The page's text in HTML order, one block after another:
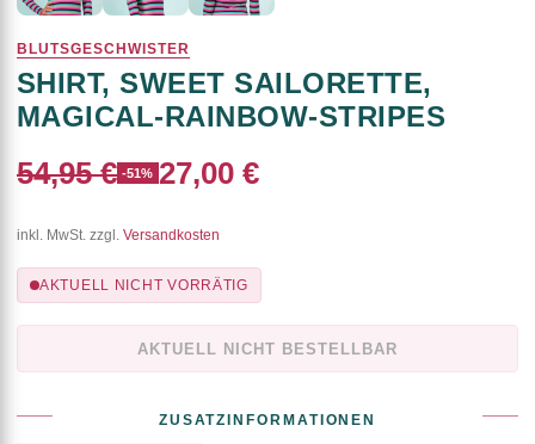
BLUTSGESCHWISTER
SHIRT, SWEET SAILORETTE,
MAGICAL-RAINBOW-STRIPES
54,95 € -51% 27,00 €
inkl. MwSt. zzgl. Versandkosten
AKTUELL NICHT VORRÄTIG
AKTUELL NICHT BESTELLBAR
ZUSATZINFORMATIONEN